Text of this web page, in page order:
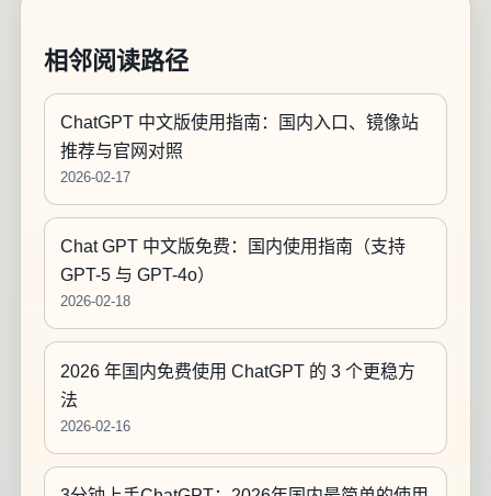
相邻阅读路径
ChatGPT 中文版使用指南：国内入口、镜像站
推荐与官网对照
2026-02-17
Chat GPT 中文版免费：国内使用指南（支持
GPT-5 与 GPT-4o）
2026-02-18
2026 年国内免费使用 ChatGPT 的 3 个更稳方
法
2026-02-16